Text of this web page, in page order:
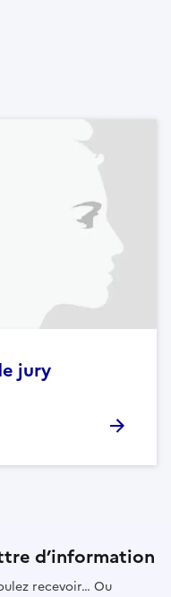
jury
d’information
recevoir… Ou